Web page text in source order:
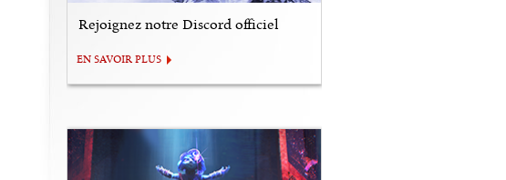
Rejoignez notre Discord officiel
EN SAVOIR PLUS